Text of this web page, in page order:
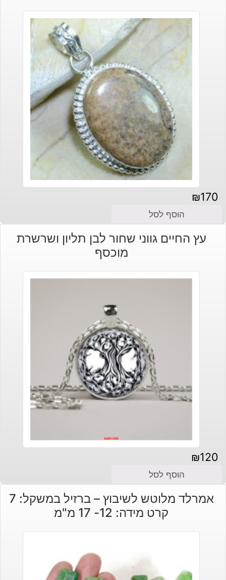
₪170
הוסף לסל
עץ החיים גווני שחור לבן תליון ושרשרת
מוכסף
₪120
הוסף לסל
אמרלד מלוטש לשיבוץ – ברזיל במשקל: 7
קרט מידה: 12- 17 מ"מ